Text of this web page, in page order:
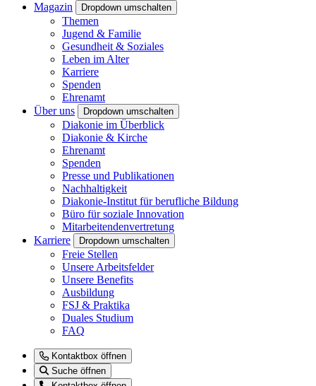
Magazin
Dropdown umschalten
Themen
Jugend & Familie
Gesundheit & Soziales
Leben im Alter
Karriere
Spenden
Ehrenamt
Über uns
Dropdown umschalten
Diakonie im Überblick
Diakonie & Kirche
Ehrenamt
Spenden
Presse und Publikationen
Nachhaltigkeit
Diakonie-Institut für berufliche Bildung
Büro für soziale Innovation
Mitarbeitendenvertretung
Karriere
Dropdown umschalten
Freie Stellen
Unsere Arbeitsfelder
Unsere Benefits
Ausbildung
FSJ & Praktika
Duales Studium
FAQ
Kontaktbox öffnen
Suche öffnen